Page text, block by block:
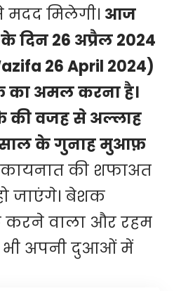
मिलेगी। आज
के दिन 26 अप्रैल 2024
26 April 2024)
अमल करना है।
की वजह से अल्लाह
के गुनाह मुआफ़
की शफाअत
जाएंगे। बेशक
करने वाला और रहम
भी अपनी दुआओं में